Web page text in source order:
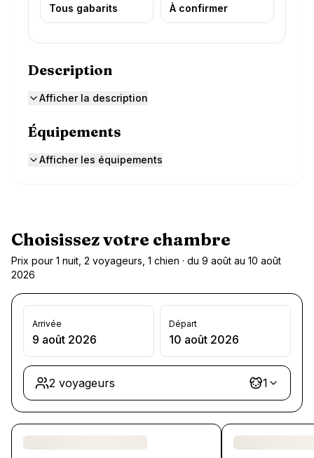
Tous gabarits À confirmer
Description
Afficher la description
Équipements
Afficher les équipements
Choisissez votre chambre
Prix pour 1 nuit, 2 voyageurs, 1 chien · du 9 août au 10 août
2026
Arrivée
9 août 2026
Départ
10 août 2026
2 voyageurs 1
Chargement des chambres et des formules…